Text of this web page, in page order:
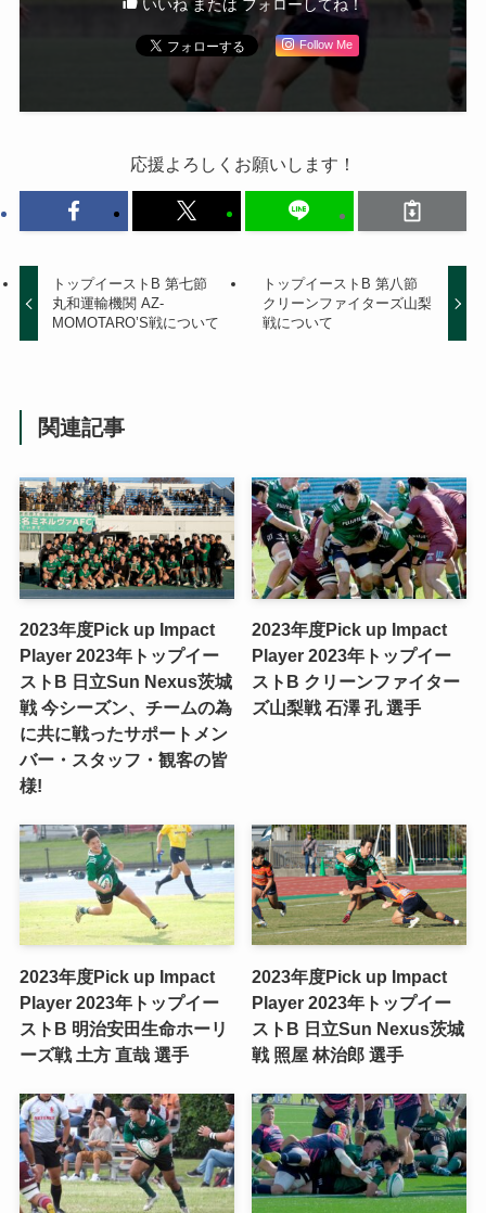
いいね または フォローしてね！
Follow Me
応援よろしくお願いします！
トップイーストB 第七節
丸和運輸機関 AZ-
MOMOTARO’S戦について
トップイーストB 第八節
クリーンファイターズ山梨
戦について
関連記事
2023年度Pick up Impact
Player 2023年トップイー
ストB 日立Sun Nexus茨城
戦 ​今シーズン、チームの為
に共に戦ったサポートメン
バー・スタッフ・観客の皆
様!
2023年度Pick up Impact
Player 2023年トップイー
ストB クリーンファイター
ズ山梨戦 ​石澤 孔 選手
2023年度Pick up Impact
Player 2023年トップイー
ストB 明治安田生命ホーリ
ーズ戦 ​土方 直哉 選手
2023年度Pick up Impact
Player 2023年トップイー
ストB 日立Sun Nexus茨城
戦 ​照屋 林治郎 選手